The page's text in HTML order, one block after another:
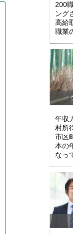
200
ング
高給
職業
年収
村所
市区
本の
なっ